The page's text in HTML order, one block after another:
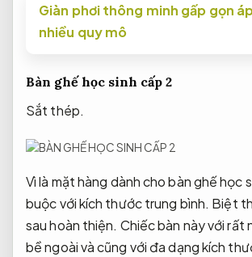
Giàn phơi thông minh gấp gọn
nhiều quy mô
Bàn ghế học sinh cấp 2
Sắt thép.
Vì là mặt hàng dành cho bàn ghế học
buộc với kích thước trung bình. Biệt
sau hoàn thiện. Chiếc bàn này với rất
bề ngoài và cũng với đa dạng kích